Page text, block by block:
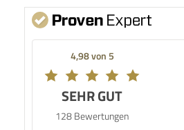
4,98 von 5
SEHR GUT
128 Bewertungen